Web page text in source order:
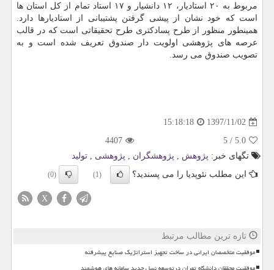
مربوط به ۲۰ استادیار، ۱۲ دانشیار و ۱۷ استاد تمام از كل استان ها
است كه خود نشان از پیشی گرفتن پشتیبانی از استادیارها دارد.
همینطور منظور از طرح پسادكتری طرح تحقیقاتی است كه در قالب
عرصه های پژوهشی اولویت دار صندوق تعریف شده است و به
تصویب صندوق می رسد.
1397/11/02
15:18:18
5.0
/
5
4407
تگهای خبر: پژوهش , پژوهشگران , پژوهشی , تولید
این مطلب نئوپدیا را می پسندید؟
(1)
(0)
X
تازه ترین مطالب مرتبط
موفقیت متخصصان ایرانی در ساخت تجهیز استراتژیک صنایع پیشرفته